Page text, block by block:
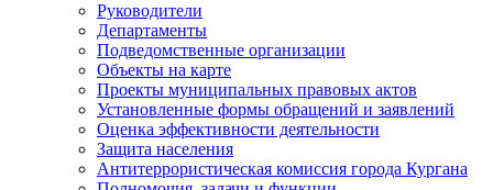
Руководители
Департаменты
Подведомственные организации
Объекты на карте
Проекты муниципальных правовых актов
Установленные формы обращений и заявлений
Оценка эффективности деятельности
Защита населения
Антитеррористическая комиссия города Кургана